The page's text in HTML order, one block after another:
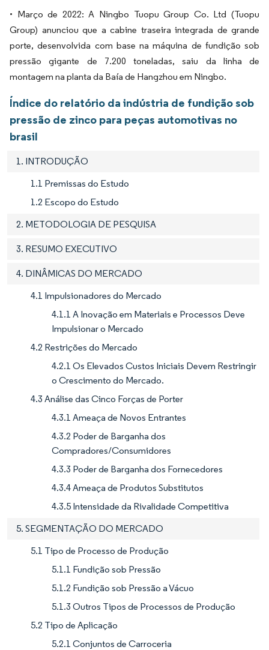
• Março de 2022: A Ningbo Tuopu Group Co. Ltd (Tuopu
Group) anunciou que a cabine traseira integrada de grande
porte, desenvolvida com base na máquina de fundição sob
pressão gigante de 7.200 toneladas, saiu da linha de
montagem na planta da Baía de Hangzhou em Ningbo.
Índice do relatório da indústria de fundição sob
pressão de zinco para peças automotivas no
brasil
1. INTRODUÇÃO
1.1 Premissas do Estudo
1.2 Escopo do Estudo
2. METODOLOGIA DE PESQUISA
3. RESUMO EXECUTIVO
4. DINÂMICAS DO MERCADO
4.1 Impulsionadores do Mercado
4.1.1 A Inovação em Materiais e Processos Deve
Impulsionar o Mercado
4.2 Restrições do Mercado
4.2.1 Os Elevados Custos Iniciais Devem Restringir
o Crescimento do Mercado.
4.3 Análise das Cinco Forças de Porter
4.3.1 Ameaça de Novos Entrantes
4.3.2 Poder de Barganha dos
Compradores/Consumidores
4.3.3 Poder de Barganha dos Fornecedores
4.3.4 Ameaça de Produtos Substitutos
4.3.5 Intensidade da Rivalidade Competitiva
5. SEGMENTAÇÃO DO MERCADO
5.1 Tipo de Processo de Produção
5.1.1 Fundição sob Pressão
5.1.2 Fundição sob Pressão a Vácuo
5.1.3 Outros Tipos de Processos de Produção
5.2 Tipo de Aplicação
5.2.1 Conjuntos de Carroceria